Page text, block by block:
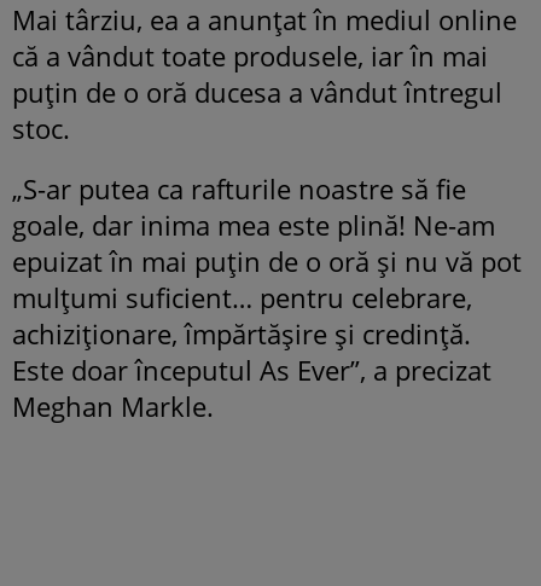
Mai târziu, ea a anunțat în mediul online
că a vândut toate produsele, iar în mai
puțin de o oră ducesa a vândut întregul
stoc.
„S-ar putea ca rafturile noastre să fie
goale, dar inima mea este plină! Ne-am
epuizat în mai puțin de o oră și nu vă pot
mulțumi suficient… pentru celebrare,
achiziționare, împărtășire și credință.
Este doar începutul As Ever”, a precizat
Meghan Markle.